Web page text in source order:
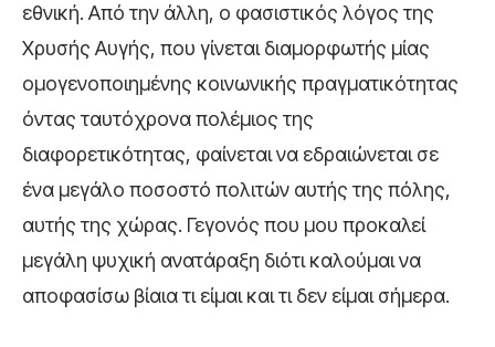
εθνική. Από την άλλη, ο φασιστικός λόγος της
Χρυσής Αυγής, που γίνεται διαμορφωτής μίας
ομογενοποιημένης κοινωνικής πραγματικότητας
όντας ταυτόχρονα πολέμιος της
διαφορετικότητας, φαίνεται να εδραιώνεται σε
ένα μεγάλο ποσοστό πολιτών αυτής της πόλης,
αυτής της χώρας. Γεγονός που μου προκαλεί
μεγάλη ψυχική ανατάραξη διότι καλούμαι να
αποφασίσω βίαια τι είμαι και τι δεν είμαι σήμερα.